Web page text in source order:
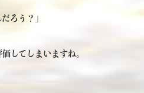
ろう？」
してしまいますね。